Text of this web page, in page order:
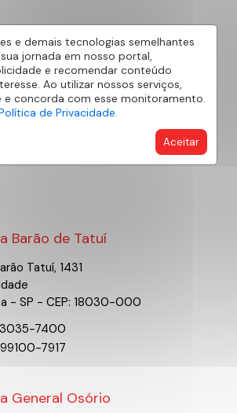
e demais tecnologias semelhantes
jornada em nosso portal,
e recomendar conteúdo
Ao utilizar nossos serviços,
e concorda com esse monitoramento.
de Privacidade.
Aceitar
Barão de Tatuí
Tatuí, 1431
- SP - CEP: 18030-000
7400
7917
General Osório